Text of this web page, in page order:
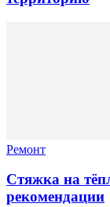
Ремонт
Стяжка на
рекомендации